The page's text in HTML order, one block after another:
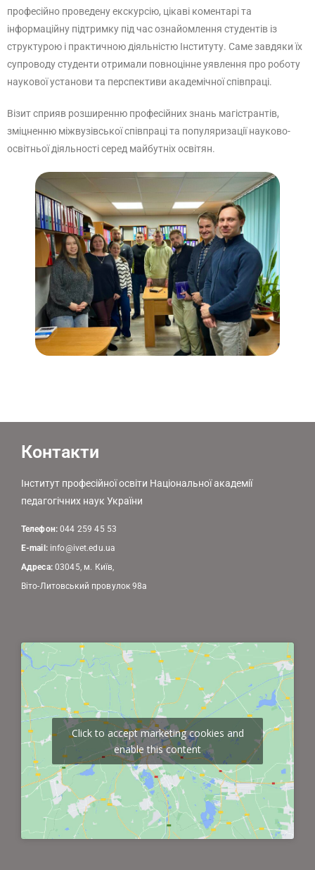
професійно проведену екскурсію, цікаві коментарі та
інформаційну підтримку під час ознайомлення студентів із
структурою і практичною діяльністю Інституту. Саме завдяки їх
супроводу студенти отримали повноцінне уявлення про роботу
наукової установи та перспективи академічної співпраці.
Візит сприяв розширенню професійних знань магістрантів,
зміцненню міжвузівської співпраці та популяризації науково-
освітньої діяльності серед майбутніх освітян.
Контакти
Інститут професійної освіти Національної академії
педагогічних наук України
Телефон:044 259 45 53
E-mail: info@ivet.edu.ua
Адреса:03045, м. Київ,
Віто-Литовський провулок 98а
Click to accept marketing cookies and
enable this content